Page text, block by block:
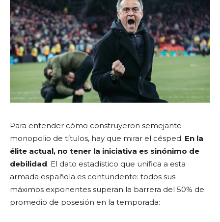
Para entender cómo construyeron semejante
monopolio de títulos, hay que mirar el césped. En la
élite actual, no tener la iniciativa es sinónimo de
debilidad. El dato estadístico que unifica a esta
armada española es contundente: todos sus
máximos exponentes superan la barrera del 50% de
promedio de posesión en la temporada: